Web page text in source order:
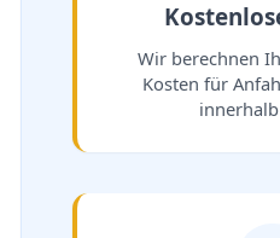
Wir berechnen
Kosten für